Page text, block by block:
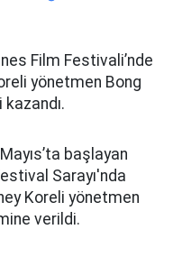
Film Festivali’nde
yönetmen Bong
başlayan
Sarayı'nda
Koreli yönetmen
verildi.